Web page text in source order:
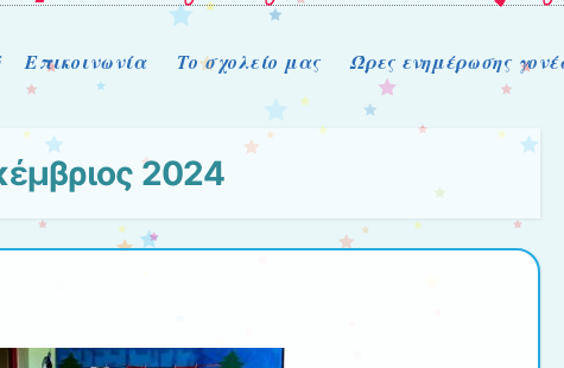
Επικοινωνία Το σχολείο μας Ώρες ενημέρωσης
2024